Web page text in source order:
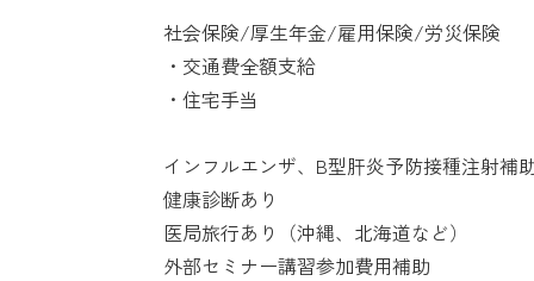
社会保険/厚生年金/雇用保険/労災保険
・交通費全額支給
・住宅手当
インフルエンザ、B型肝炎予防接種注射補
健康診断あり
医局旅行あり（沖縄、北海道など）
外部セミナー講習参加費用補助